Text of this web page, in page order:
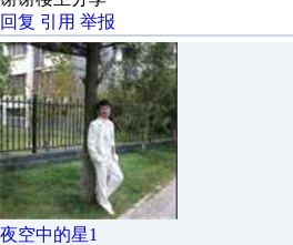
回复 引用 举报
夜空中的星1